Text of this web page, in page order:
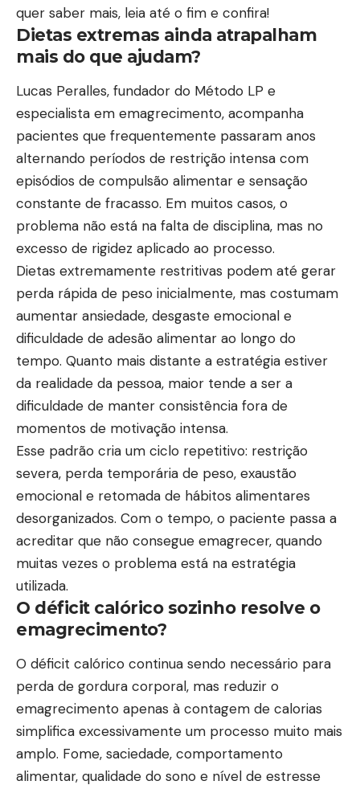
quer saber mais, leia até o fim e confira!
Dietas extremas ainda atrapalham
mais do que ajudam?
Lucas Peralles, fundador do Método LP e
especialista em emagrecimento, acompanha
pacientes que frequentemente passaram anos
alternando períodos de restrição intensa com
episódios de compulsão alimentar e sensação
constante de fracasso. Em muitos casos, o
problema não está na falta de disciplina, mas no
excesso de rigidez aplicado ao processo.
Dietas extremamente restritivas podem até gerar
perda rápida de peso inicialmente, mas costumam
aumentar ansiedade, desgaste emocional e
dificuldade de adesão alimentar ao longo do
tempo. Quanto mais distante a estratégia estiver
da realidade da pessoa, maior tende a ser a
dificuldade de manter consistência fora de
momentos de motivação intensa.
Esse padrão cria um ciclo repetitivo: restrição
severa, perda temporária de peso, exaustão
emocional e retomada de hábitos alimentares
desorganizados. Com o tempo, o paciente passa a
acreditar que não consegue emagrecer, quando
muitas vezes o problema está na estratégia
utilizada.
O déficit calórico sozinho resolve o
emagrecimento?
O déficit calórico continua sendo necessário para
perda de gordura corporal, mas reduzir o
emagrecimento apenas à contagem de calorias
simplifica excessivamente um processo muito mais
amplo. Fome, saciedade, comportamento
alimentar, qualidade do sono e nível de estresse